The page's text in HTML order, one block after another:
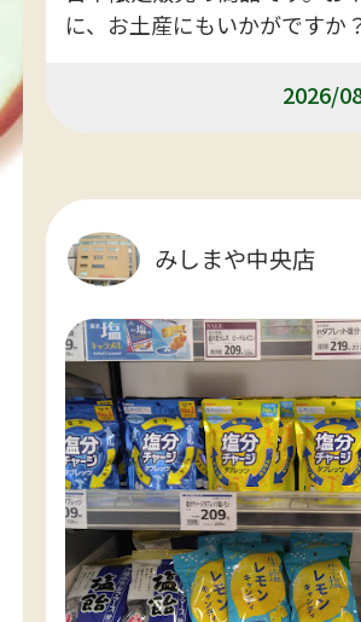
に、お土産にもいかがですか
2026/
みしまや中央店